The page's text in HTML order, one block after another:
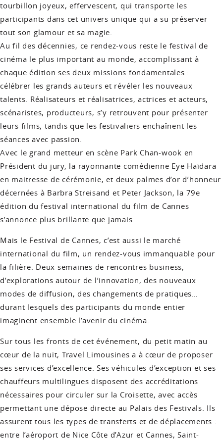
tourbillon joyeux, effervescent, qui transporte les
participants dans cet univers unique qui a su préserver
tout son glamour et sa magie.
Au fil des décennies, ce rendez-vous reste le festival de
cinéma le plus important au monde, accomplissant à
chaque édition ses deux missions fondamentales :
célébrer les grands auteurs et révéler les nouveaux
talents. Réalisateurs et réalisatrices, actrices et acteurs,
scénaristes, producteurs, s’y retrouvent pour présenter
leurs films, tandis que les festivaliers enchaînent les
séances avec passion.
Avec le grand metteur en scène Park Chan-wook en
Président du jury, la rayonnante comédienne Eye Haïdara
en maitresse de cérémonie, et deux palmes d’or d’honneur
décernées à Barbra Streisand et Peter Jackson, la 79e
édition du festival international du film de Cannes
s’annonce plus brillante que jamais.
Mais le Festival de Cannes, c’est aussi le marché
international du film, un rendez-vous immanquable pour
la filière. Deux semaines de rencontres business,
d’explorations autour de l’innovation, des nouveaux
modes de diffusion, des changements de pratiques…
durant lesquels des participants du monde entier
imaginent ensemble l’avenir du cinéma.
Sur tous les fronts de cet événement, du petit matin au
cœur de la nuit, Travel Limousines a à cœur de proposer
ses services d’excellence. Ses véhicules d’exception et ses
chauffeurs multilingues disposent des accréditations
nécessaires pour circuler sur la Croisette, avec accès
permettant une dépose directe au Palais des Festivals. Ils
assurent tous les types de transferts et de déplacements :
entre l’aéroport de Nice Côte d’Azur et Cannes, Saint-